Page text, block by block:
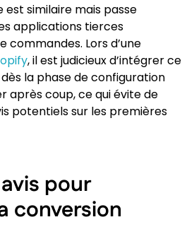
est similaire mais passe
applications tierces
commandes. Lors d’une
, il est judicieux d’intégrer ce
la phase de configuration
après coup, ce qui évite de
potentiels sur les premières
pour
conversion